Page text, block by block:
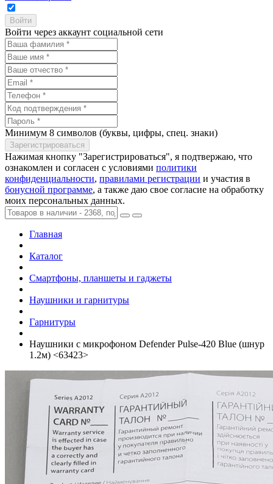
Войти через аккаунт социальной сети
Минимум 8 символов (буквы, цифры, спец. знаки)
Нажимая кнопку "Зарегистрироваться", я подтвержаю, что
ознакомлен и согласен с условиями политики
конфиденциальности, правилами регистрации и участия в
бонусной программе, а также даю свое согласие на обработку
моих персональных данных.
Главная
Каталог
Смартфоны, планшеты и гаджеты
Наушники и гарнитуры
Гарнитуры
Наушники с микрофоном Defender Pulse-420 Blue (шнур
1.2м) <63423>